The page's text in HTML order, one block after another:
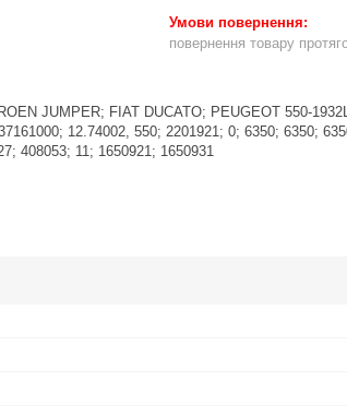
повернення товару
JUMPER; FIAT DUCATO; PEUGEOT 550-
12.74002, 550; 2201921; 0; 6350; 6350;
408053; 11; 1650921; 1650931